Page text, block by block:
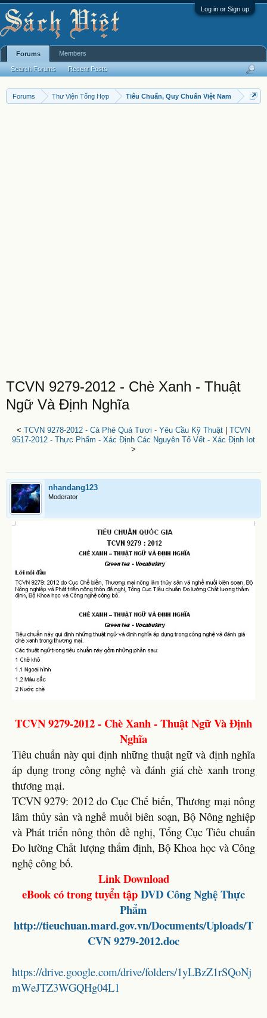
Log in or Sign up
Forums Thư Viện Tổng Hợp Tiêu Chuẩn, Quy Chuẩn Việt Nam
TCVN 9279-2012 - Chè Xanh - Thuật
Ngữ Và Định Nghĩa
< TCVN 9278-2012 - Cà Phê Quả Tươi - Yêu Cầu Kỹ Thuật
TCVN
9517-2012 - Thực Phẩm - Xác Định Các Nguyên Tố Vết - Xác Định Iot
>
nhandang123
Moderator
TCVN 9279-2012 - Chè Xanh - Thuật Ngữ Và Định
Nghĩa
Tiêu chuẩn này qui định những thuật ngữ và định nghĩa
áp dụng trong công nghệ và đánh giá chè xanh trong
thương mại.
TCVN 9279: 2012 do Cục Chế biến, Thương mại nông
lâm thủy sản và nghề muối biên soạn, Bộ Nông nghiệp
và Phát triển nông thôn đề nghị, Tổng Cục Tiêu chuẩn
Đo lường Chất lượng thẩm định, Bộ Khoa học và Công
nghệ công bố.
Link Download
eBook có trong tuyển tậpDVD Công Nghệ Thực
Phẩm
http://tieuchuan.mard.gov.vn/Documents/Uploads/T
CVN 9279-2012.doc
https://drive.google.com/drive/folders/1yLBzZ1rSQoNj
mWeJTZ3WGQHg04L1
Forums
Search Forums Recent Posts
Members